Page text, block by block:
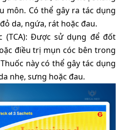
môn. Có thể gây ra tác dụng
da, ngứa, rát hoặc đau.
(TCA): Được sử dụng để đốt
điều trị mụn cóc bên trong
này có thể gây tác dụng
nhẹ, sưng hoặc đau.